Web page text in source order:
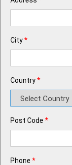
City*
Country*
Post Code *
Phone *